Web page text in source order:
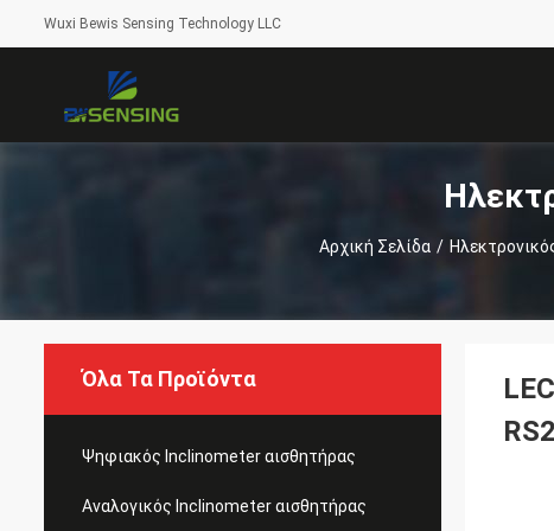
Wuxi Bewis Sensing Technology LLC
Αρχική Σελίδα /
Όλα Τα Προϊόντα
Ψηφιακός Inclinometer αισθητήρας
Αναλογικός Inclinometer αισθητήρας